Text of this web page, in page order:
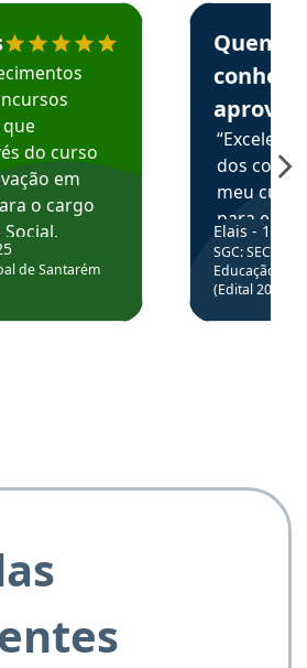
o Aprova Concursos em
do curso
em
o cargo
na
de Santarém
Estudante
Quem
aprova
dos
meu
para
colocar
através
de
Elais - 15/
SGC: SEC BA
Educação
(Edital